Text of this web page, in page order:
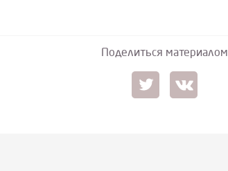
Поделиться материалом